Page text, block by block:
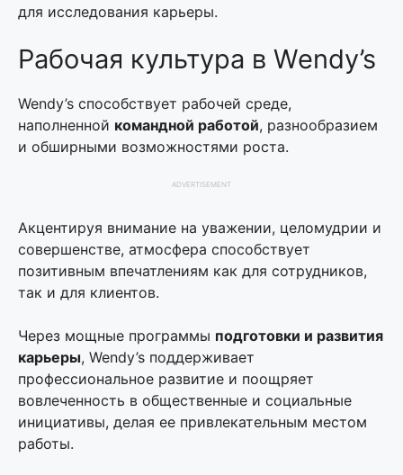
для исследования карьеры.
Рабочая культура в Wendy’s
Wendy’s способствует рабочей среде,
наполненной командной работой, разнообразием
и обширными возможностями роста.
ADVERTISEMENT
Акцентируя внимание на уважении, целомудрии и
совершенстве, атмосфера способствует
позитивным впечатлениям как для сотрудников,
так и для клиентов.
Через мощные программы подготовки и развития
карьеры, Wendy’s поддерживает
профессиональное развитие и поощряет
вовлеченность в общественные и социальные
инициативы, делая ее привлекательным местом
работы.